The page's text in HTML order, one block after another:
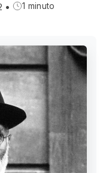
• 1 minuto